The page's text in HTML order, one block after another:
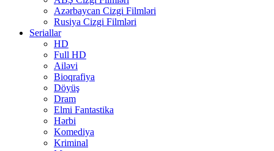
Azərbaycan Cizgi Filmləri
Rusiya Cizgi Filmləri
Seriallar
HD
Full HD
Ailəvi
Bioqrafiya
Döyüş
Dram
Elmi Fantastika
Hərbi
Komediya
Kriminal